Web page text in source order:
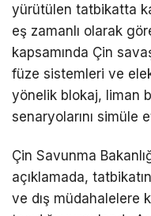
yürütülen tatbikatta
eş zamanlı olarak
kapsamında Çin
füze sistemleri ve
yönelik blokaj, liman
senaryolarını simüle
Çin Savunma
açıklamada,
ve dış müdahalelere